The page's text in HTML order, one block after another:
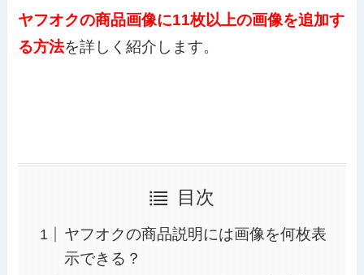
ヤフオクの商品画像に11枚以上の画像を追加す
る方法を詳しく紹介します。
目次
ヤフオクの商品説明には画像を何枚表
示できる？